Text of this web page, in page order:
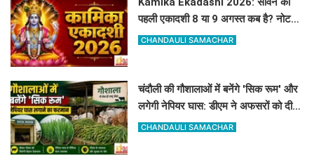
पहली एकादशी 8 या 9 अगस्त कब है? नोट
करें सही तारीख, मुहूर्त और पारण का समय
CHANDAULI SAMACHAR
चंदौली की गौशालाओं में बनेंगे 'सिक रूम' और
लगेगी नेपियर घास: डीएम ने अफसरों को दी 1
सप्ताह की मोहलत
CHANDAULI SAMACHAR